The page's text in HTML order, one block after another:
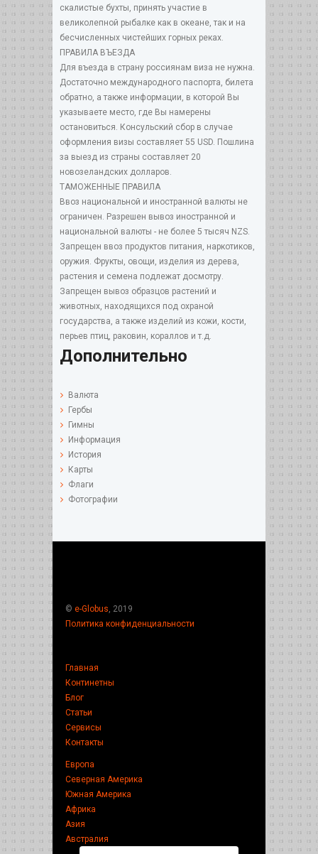
скалистые бухты, принять участие в
великолепной рыбалке как в океане, так и на
бесчисленных чистейших горных реках.
ПРАВИЛА ВЪЕЗДА
Для въезда в страну россиянам виза не нужна.
Достаточно международного паспорта, билета
обратно, а также информации, в которой Вы
указываете место, где Вы намерены
остановиться. Консульский сбор в случае
оформления визы составляет 55 USD. Пошлина
за выезд из страны составляет 20
новозеландских долларов.
ТАМОЖЕННЫЕ ПРАВИЛА
Ввоз национальной и иностранной валюты не
ограничен. Разрешен вывоз иностранной и
национальной валюты - не более 5 тысяч NZS.
Запрещен ввоз продуктов питания, наркотиков,
оружия. Фрукты, овощи, изделия из дерева,
растения и семена подлежат досмотру.
Запрещен вывоз образцов растений и
животных, находящихся под охраной
государства, а также изделий из кожи, кости,
перьев птиц, раковин, кораллов и т.д.
Дополнительно
Валюта
Гербы
Гимны
Информация
История
Карты
Флаги
Фотографии
© e-Globus , 2019
Политика конфиденциальности
Главная
Континетны
Блог
Статьи
Сервисы
Контакты
Европа
Северная Америка
Южная Америка
Африка
Азия
Австралия